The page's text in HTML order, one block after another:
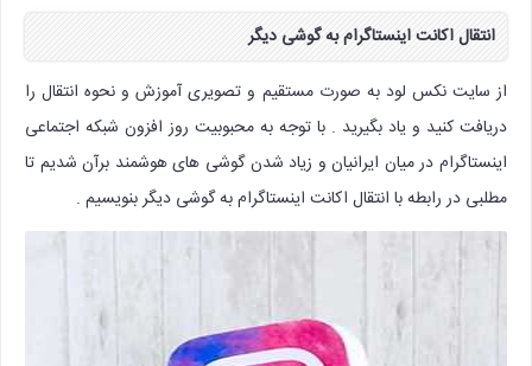
انتقال اکانتاینستاگرام بهگوشی دیگر
از سایت نکس لود به صورت مستقیم و تصویری آموزش و نحوه انتقال را
دریافت کنید و یاد بگیرید . با توجه به محبوبیت روز افزون شبکه اجتماعی
اینستاگرام در میان ایرانیان و زیاد شدن گوشی های هوشمند برآن شدیم تا
مطلبی در رابطه با انتقال اکانت اینستاگرام به گوشی دیگر بنویسیم .